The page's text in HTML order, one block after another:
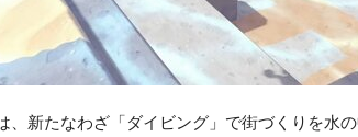
、新たなわざ「ダイビング」で街づくりを水